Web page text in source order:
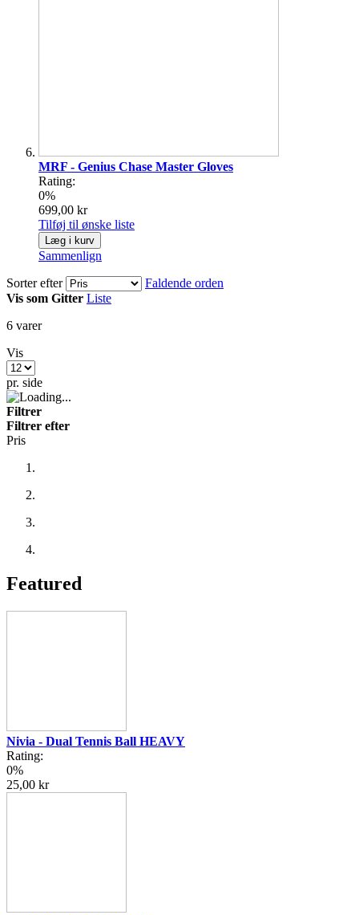
MRF - Genius Chase Master Gloves
Rating:
0%
699,00 kr
Tilføj til ønske liste
Læg i kurv
Sammenlign
Sorter efter
Faldende orden
Vis som Gitter Liste
6 varer
Vis
pr. side
Filtrer
Filtrer efter
Pris
Featured
Nivia - Dual Tennis Ball HEAVY
Rating:
0%
25,00 kr